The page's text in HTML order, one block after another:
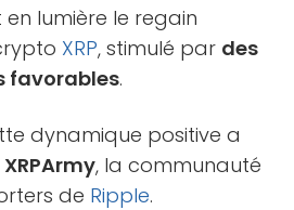
lumière le regain
XRP, stimulé par des
favorables.
dynamique positive a
XRPArmy, la communauté
de Ripple.